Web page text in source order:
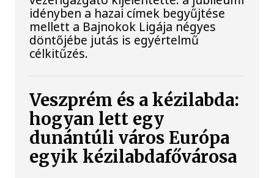
idényben a hazai címek begyűjtése
mellett a Bajnokok Ligája négyes
döntőjébe jutás is egyértelmű
célkitűzés.
Veszprém és a kézilabda:
hogyan lett egy
dunántúli város Európa
egyik kézilabdafővárosa